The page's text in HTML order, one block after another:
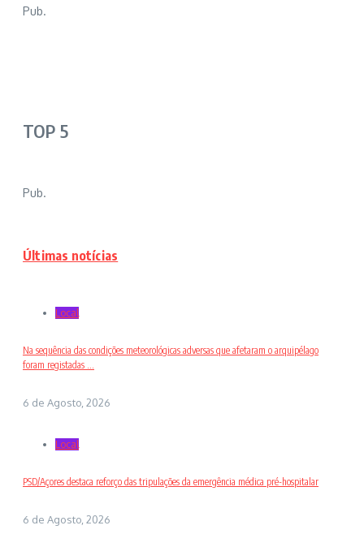
Pub.
TOP 5
Pub.
Últimas notícias
Local
Na sequência das condições meteorológicas adversas que afetaram o arquipélago
foram registadas ...
6 de Agosto, 2026
Local
PSD/Açores destaca reforço das tripulações da emergência médica pré-hospitalar
6 de Agosto, 2026